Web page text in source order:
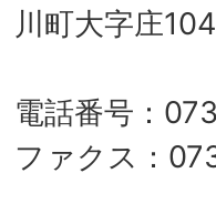
川町大字庄
電話番号：
ファクス：